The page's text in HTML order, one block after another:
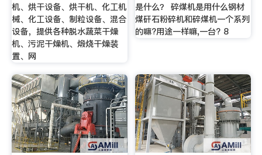
机、烘干设备、烘干机、化工机
械、化工设备、制粒设备、混合
设备，提供各种脱水蔬菜干燥
机、污泥干燥机、煅烧干燥装
置、网
是什么？ 碎煤机是用什么钢材
煤矸石粉碎机和碎煤机一个系列
的嘛?用途一样嘛,一台? 8